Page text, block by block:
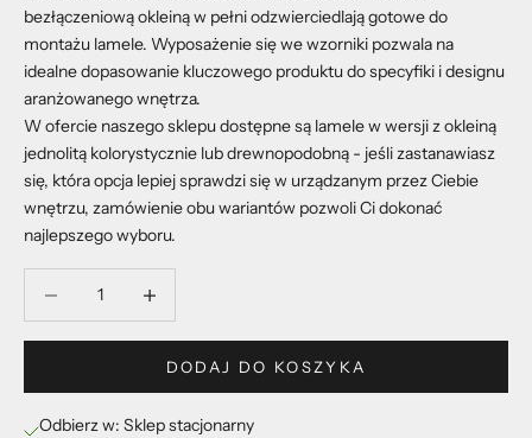
bezłączeniową okleiną w pełni odzwierciedlają gotowe do
montażu lamele. Wyposażenie się we wzorniki pozwala na
idealne dopasowanie kluczowego produktu do specyfiki i designu
aranżowanego wnętrza.
W ofercie naszego sklepu dostępne są lamele w wersji z okleiną
jednolitą kolorystycznie lub drewnopodobną - jeśli zastanawiasz
się, która opcja lepiej sprawdzi się w urządzanym przez Ciebie
wnętrzu, zamówienie obu wariantów pozwoli Ci dokonać
najlepszego wyboru.
DODAJ DO KOSZYKA
Odbierz w: Sklep stacjonarny